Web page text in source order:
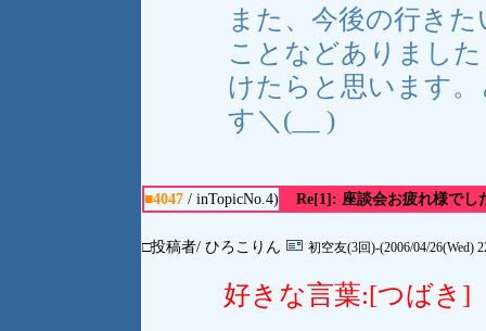
また、今後の行き
ことなどありまし
けたらと思います
す＼(__ )
■4047 / inTopicNo.4) Re[1]: 座談会お疲れ様でし
□投稿者/ ひろこりん 初空友(3回)-(2006/04/26(Wed)
好きな言葉:[つば